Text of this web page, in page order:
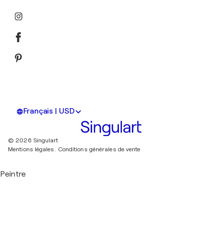
Français | USD
© 2026 Singulart
Mentions légales. Conditions générales de vente
Peintre